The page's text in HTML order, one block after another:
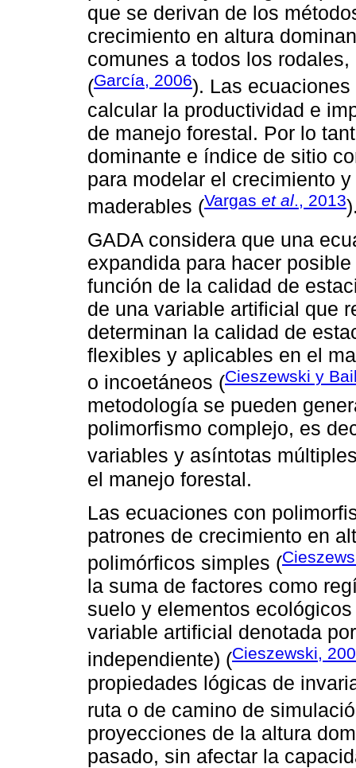
que se derivan de los
crecimiento en altura
comunes a todos los
(García, 2006). Las
calcular la productividad e
de manejo forestal. Por lo
dominante e índice de sitio
para modelar el crecimiento
maderables (Vargas et al., 2013
GADA considera que una
expandida para hacer
función de la calidad de
de una variable artificial que
determinan la calidad de
flexibles y aplicables en el
o incoetáneos (Cieszewski y
metodología se pueden
polimorfismo complejo, es
variables y asíntotas
el manejo forestal.
Las ecuaciones con
patrones de crecimiento en
polimórficos simples (
la suma de factores como
suelo y elementos
variable artificial denotada
independiente) (Cieszewski,
propiedades lógicas de
ruta o de camino de
proyecciones de la altura
pasado, sin afectar la